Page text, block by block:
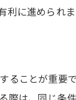
に進められま
ことが重要で